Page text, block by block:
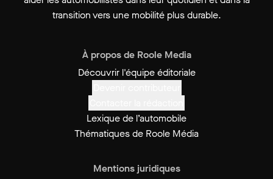
transition vers une mobilité plus durable.
À propos de Roole Media
Découvrir l'équipe éditoriale
Lexique de l’automobile
Thématiques de Roole Média
Mentions juridiques